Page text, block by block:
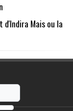
Mais ou la